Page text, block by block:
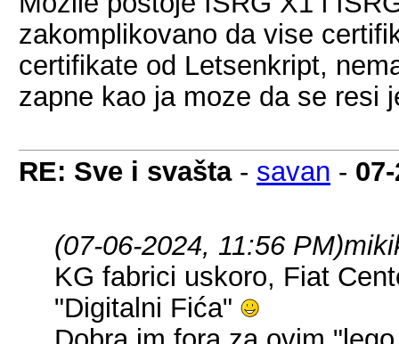
zakomplikovano da vise
certifikate od Letsenkript,
zapne kao ja moze da se resi
RE: Sve i svašta- savan -
(07-06-2024, 11:56 PM)
KG fabrici uskoro, Fiat
"Digitalni Fića"